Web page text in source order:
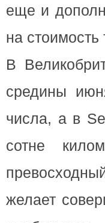
еще и
на стоимость
В
средины
числа, а в
сотне
желает